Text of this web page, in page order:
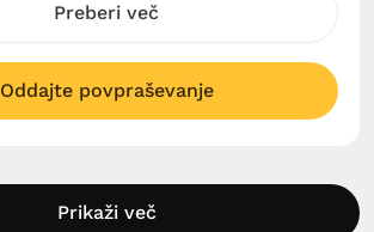
Preberi več
Oddajte povpraševanje
Prikaži več